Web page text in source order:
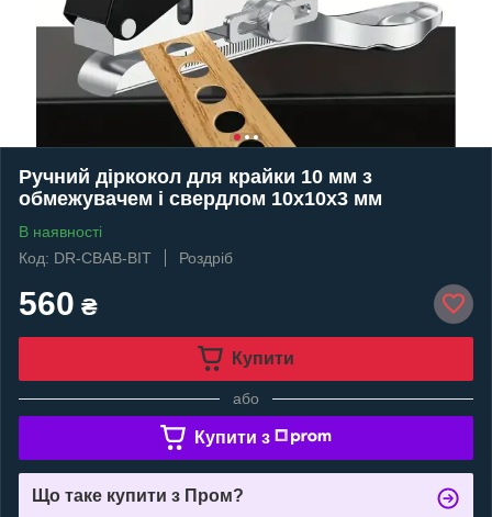
Ручний діркокол для крайки 10 мм з
обмежувачем і свердлом 10х10х3 мм
В наявності
Код: DR-CBAB-BIT
Роздріб
560 ₴
Купити
або
Купити з
Що таке купити з Пром?